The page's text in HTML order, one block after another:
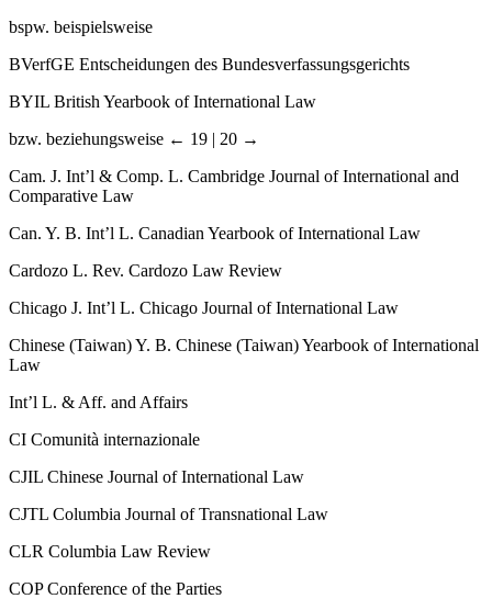
bspw. beispielsweise
BVerfGE Entscheidungen des Bundesverfassungsgerichts
BYIL British Yearbook of International Law
bzw. beziehungsweise ← 19 | 20 →
Cam. J. Int’l & Comp. L. Cambridge Journal of International and
Comparative Law
Can. Y. B. Int’l L. Canadian Yearbook of International Law
Cardozo L. Rev. Cardozo Law Review
Chicago J. Int’l L. Chicago Journal of International Law
Chinese (Taiwan) Y. B. Chinese (Taiwan) Yearbook of International
Law
Int’l L. & Aff. and Affairs
CI Comunità internazionale
CJIL Chinese Journal of International Law
CJTL Columbia Journal of Transnational Law
CLR Columbia Law Review
COPConference of the Parties